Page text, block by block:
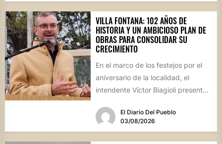
VILLA FONTANA: 102 AÑOS DE
HISTORIA Y UN AMBICIOSO PLAN DE
OBRAS PARA CONSOLIDAR SU
CRECIMIENTO
En el marco de los festejos por el
aniversario de la localidad, el
intendente Víctor Biagioli presentó
El Diario Del Pueblo
03/08/2026